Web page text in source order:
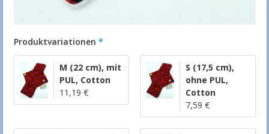
Produktvariationen
M (22 cm), mit
PUL, Cotton
11,19 €
S (17,5 cm),
ohne PUL,
Cotton
7,59 €